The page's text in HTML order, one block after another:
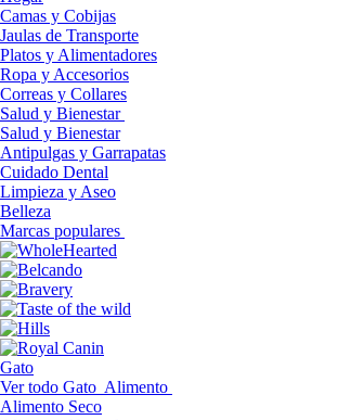
Camas y Cobijas
Jaulas de Transporte
Platos y Alimentadores
Ropa y Accesorios
Correas y Collares
Salud y Bienestar
Salud y Bienestar
Antipulgas y Garrapatas
Cuidado Dental
Limpieza y Aseo
Belleza
Marcas populares
Gato
Ver todo Gato Alimento
Alimento Seco